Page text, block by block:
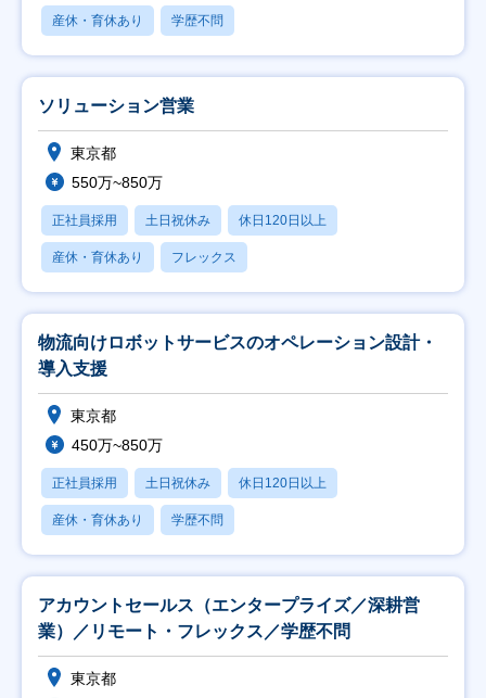
産休・育休あり 学歴不問
ソリューション営業
東京都
550万~850万
正社員採用 土日祝休み 休日120日以上
産休・育休あり フレックス
物流向けロボットサービスのオペレーション設計・
導入支援
東京都
450万~850万
正社員採用 土日祝休み 休日120日以上
産休・育休あり 学歴不問
アカウントセールス（エンタープライズ／深耕営
業）／リモート・フレックス／学歴不問
東京都